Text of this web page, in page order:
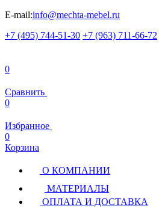
E-mail:info@mechta-mebel.ru
+7 (495) 744-51-30 +7 (963) 711-66-72
0
Сравнить
0
Избранное
0
Корзина
О КОМПАНИИ
МАТЕРИАЛЫ
ОПЛАТА И ДОСТАВКА